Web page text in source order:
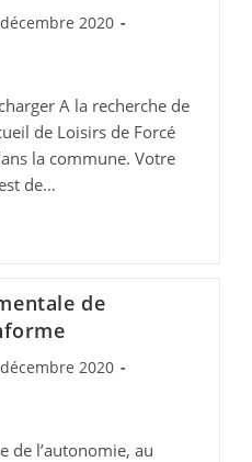
2020
A la recherche de
de Loisirs de Forcé
la commune. Votre
de…
de
2020
de l’autonomie, au